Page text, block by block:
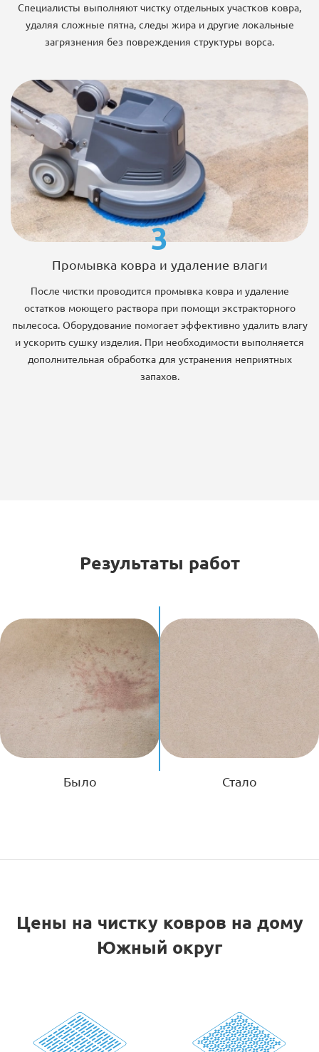
Специалисты выполняют чистку отдельных участков ковра,
удаляя сложные пятна, следы жира и другие локальные
загрязнения без повреждения структуры ворса.
3
Промывка ковра и удаление влаги
После чистки проводится промывка ковра и удаление
остатков моющего раствора при помощи экстракторного
пылесоса. Оборудование помогает эффективно удалить влагу
и ускорить сушку изделия. При необходимости выполняется
дополнительная обработка для устранения неприятных
запахов.
Результаты работ
Было Стало
Цены на чистку ковров на дому
Южный округ